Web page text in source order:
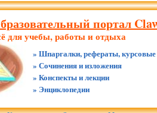
портал
для учебы, работы и отдыха
» Шпаргалки, рефераты, курсовые
» Сочинения и изложения
» Конспекты и лекции
» Энциклопедии